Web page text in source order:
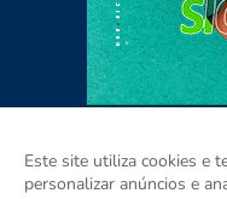
Este site utiliza cookies e
personalizar anúncios e